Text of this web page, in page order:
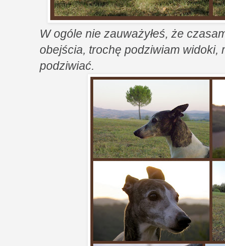
W ogóle nie zauważyłeś, że
obejścia, trochę podziwiam widoki,
podziwiać.